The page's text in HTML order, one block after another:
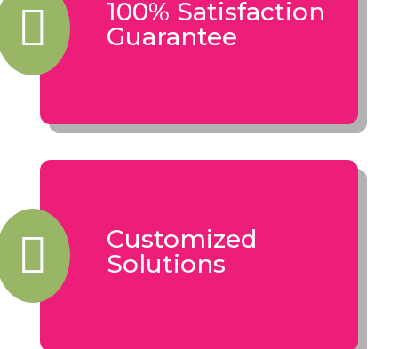
​100% Satisfaction
Guarantee

​Customized
Solutions
